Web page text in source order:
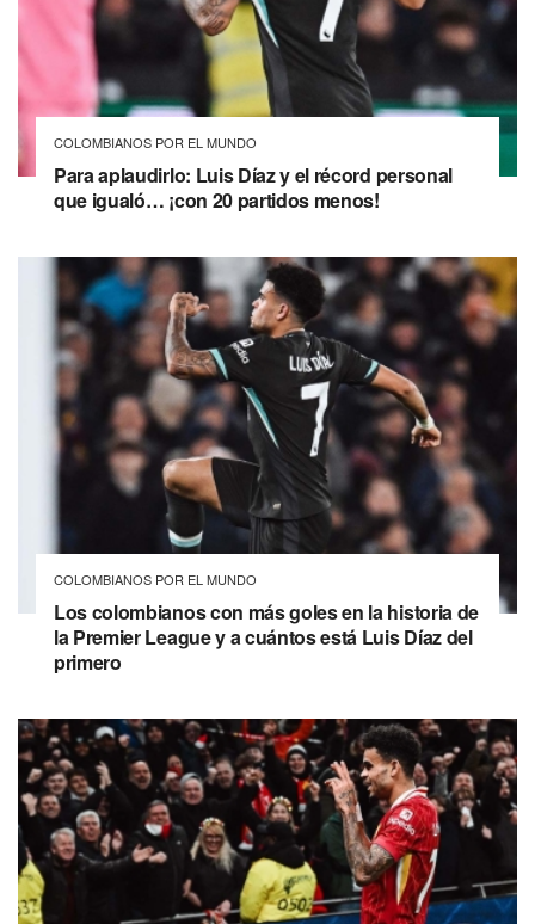
COLOMBIANOS POR EL MUNDO
Para aplaudirlo: Luis Díaz y el récord personal
que igualó… ¡con 20 partidos menos!
COLOMBIANOS POR EL MUNDO
Los colombianos con más goles en la historia de
la Premier League y a cuántos está Luis Díaz del
primero